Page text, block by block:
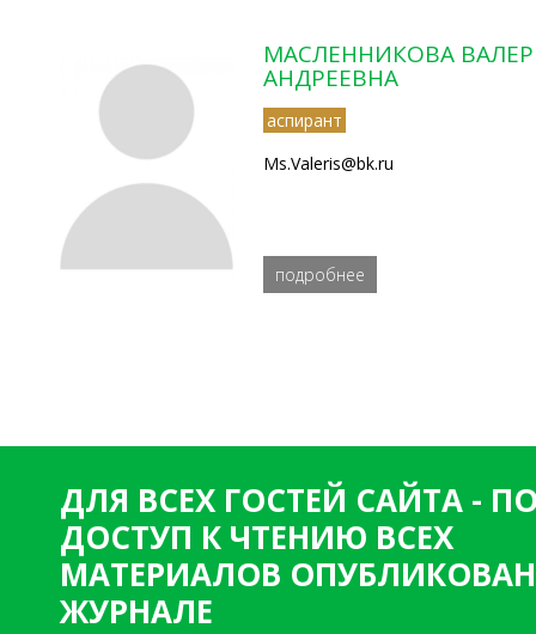
МАСЛЕННИКОВА
АНДРЕЕВНА
аспирант
Ms.Valeris@bk.ru
подробнее
ДЛЯ ВСЕХ ГОСТЕЙ САЙТА -
ДОСТУП К ЧТЕНИЮ ВСЕХ
МАТЕРИАЛОВ
ЖУРНАЛЕ